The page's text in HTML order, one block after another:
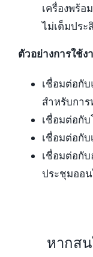
เครื่องพร้
ไม่เต็มประ
ตัวอย่างการใช้ง
เชื่อมต่อกั
สำหรับกา
เชื่อมต่อกั
เชื่อมต่อกับ
เชื่อมต่อกั
ประชุมออ
หากส